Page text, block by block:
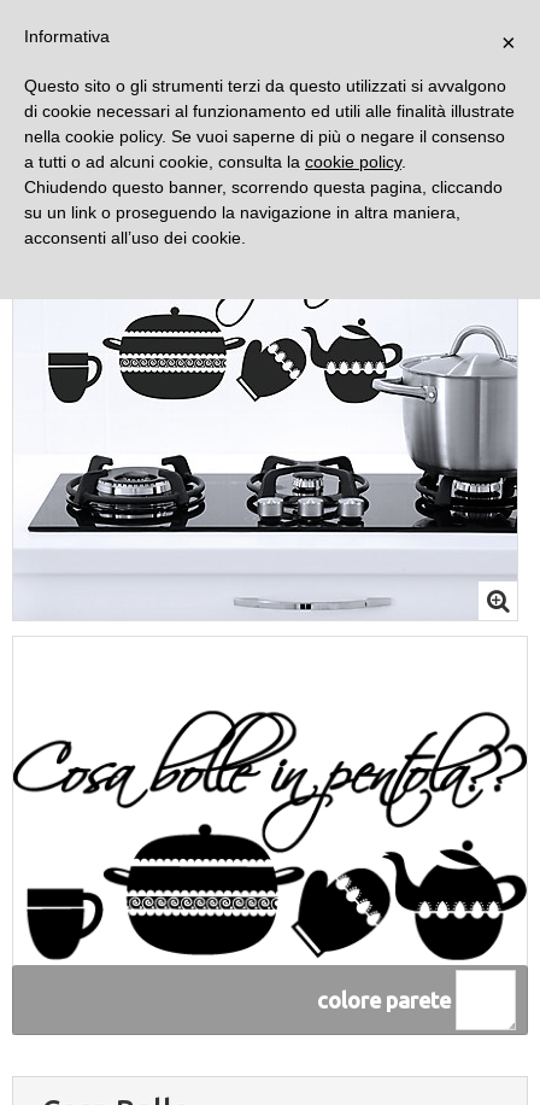
colore parete
×
Informativa
Questo sito o gli strumenti terzi da questo utilizzati si avvalgono
di cookie necessari al funzionamento ed utili alle finalità illustrate
nella cookie policy. Se vuoi saperne di più o negare il consenso
a tutti o ad alcuni cookie, consulta la cookie policy.
Chiudendo questo banner, scorrendo questa pagina, cliccando
su un link o proseguendo la navigazione in altra maniera,
acconsenti all’uso dei cookie.